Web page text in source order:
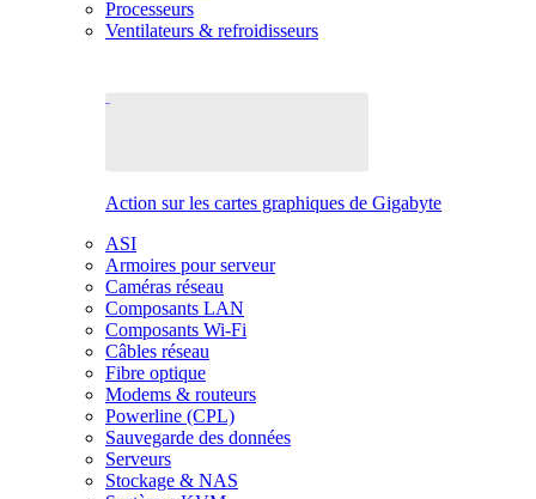
Processeurs
Ventilateurs & refroidisseurs
Action sur les cartes graphiques de Gigabyte
ASI
Armoires pour serveur
Caméras réseau
Composants LAN
Composants Wi-Fi
Câbles réseau
Fibre optique
Modems & routeurs
Powerline (CPL)
Sauvegarde des données
Serveurs
Stockage & NAS